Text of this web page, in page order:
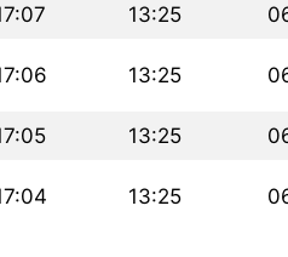
13:25
13:25
13:25
13:25